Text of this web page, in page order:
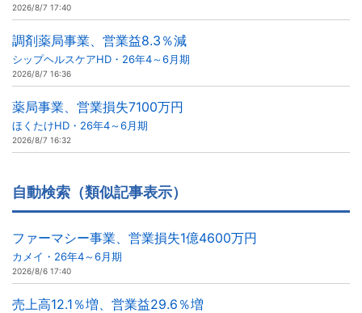
2026/8/7 17:40
調剤薬局事業、営業益8.3％減
シップヘルスケアHD・26年4～6月期
2026/8/7 16:36
薬局事業、営業損失7100万円
ほくたけHD・26年4～6月期
2026/8/7 16:32
自動検索（類似記事表示）
ファーマシー事業、営業損失1億4600万円
カメイ・26年4～6月期
2026/8/6 17:40
売上高12.1％増、営業益29.6％増